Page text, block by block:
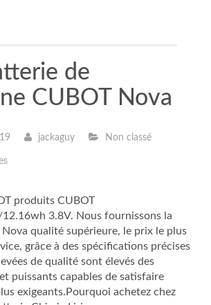
de
CUBOT Nova
jackaguy Non classé
produits CUBOT
3.8V. Nous fournissons la
qualité supérieure, le prix le plus
grâce à des spécifications précises
de qualité sont élevés des
puissants capables de satisfaire
exigeants.Pourquoi achetez chez